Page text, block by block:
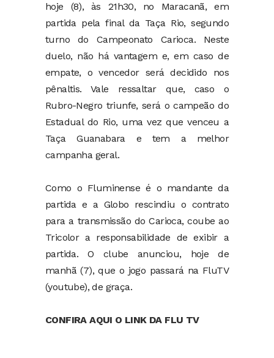
hoje (8), às 21h30, no Maracanã, em
partida pela final da Taça Rio, segundo
turno do Campeonato Carioca. Neste
duelo, não há vantagem e, em caso de
empate, o vencedor será decidido nos
pênaltis. Vale ressaltar que, caso o
Rubro-Negro triunfe, será o campeão do
Estadual do Rio, uma vez que venceu a
Taça Guanabara e tem a melhor
campanha geral.
Como o Fluminense é o mandante da
partida e a Globo rescindiu o contrato
para a transmissão do Carioca, coube ao
Tricolor a responsabilidade de exibir a
partida. O clube anunciou, hoje de
manhã (7), que o jogo passará na FluTV
(youtube), de graça.
CONFIRA AQUI O LINK DA FLU TV